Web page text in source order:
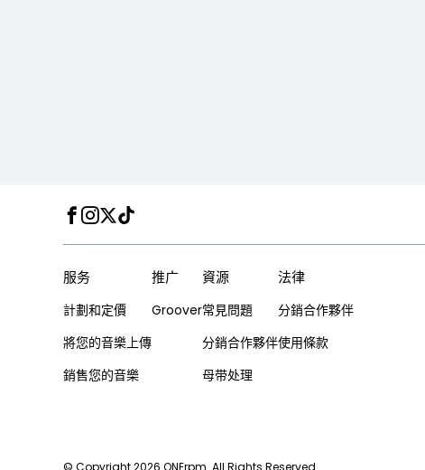
Facebook
Instagram
Twitter
TikTok
服务
計劃和定價
將您的音樂上傳
銷售您的音樂
推广
Groover
資源
常見問題
分銷合作夥伴
母带处理
法律
分銷合作夥伴
使用條款
© Copyright 2026 ONErpm. All Rights Reserved.